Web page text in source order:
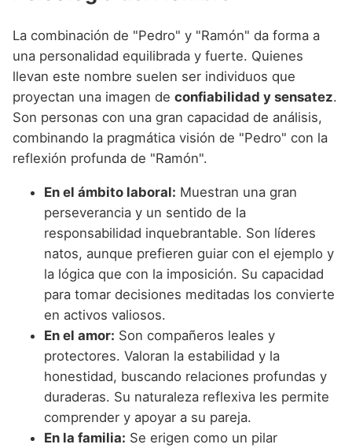
La combinación de "Pedro" y "Ramón" da forma a
una personalidad equilibrada y fuerte. Quienes
llevan este nombre suelen ser individuos que
proyectan una imagen de confiabilidad y sensatez.
Son personas con una gran capacidad de análisis,
combinando la pragmática visión de "Pedro" con la
reflexión profunda de "Ramón".
En el ámbito laboral: Muestran una gran
perseverancia y un sentido de la
responsabilidad inquebrantable. Son líderes
natos, aunque prefieren guiar con el ejemplo y
la lógica que con la imposición. Su capacidad
para tomar decisiones meditadas los convierte
en activos valiosos.
En el amor: Son compañeros leales y
protectores. Valoran la estabilidad y la
honestidad, buscando relaciones profundas y
duraderas. Su naturaleza reflexiva les permite
comprender y apoyar a su pareja.
En la familia: Se erigen como un pilar